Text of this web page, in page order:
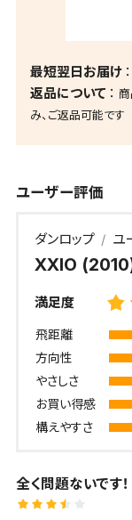
最短翌日お届け
返品について
み、ご返品可能です
ユーザー評価
ダンロップ ユ
XXIO
満足度
飛距離
方向性
やさしさ
お買い得感
構えやすさ
全く問題ないです！